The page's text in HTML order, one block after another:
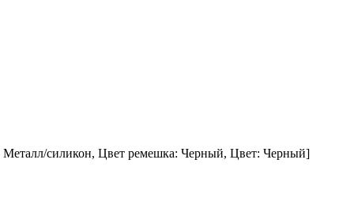
Металл/силикон, Цвет ремешка: Черный, Цвет: Черный]